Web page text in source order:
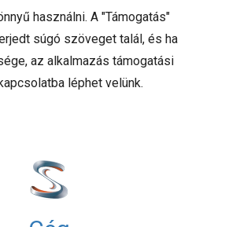
használni. A "Támogatás"
súgó szöveget talál, és ha
az alkalmazás támogatási
léphet velünk.